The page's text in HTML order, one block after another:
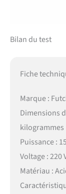
Bilan du test
Fiche
Marque :
Dimensions
kilogrammes
Puissance :
Voltage : 220
Matériau :